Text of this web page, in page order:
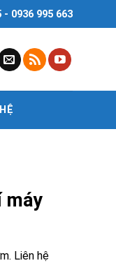
- 0936 995 663
máy
Liên hệ